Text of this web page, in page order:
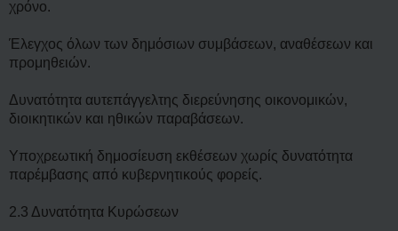
χρόνο.
Έλεγχος όλων των δημόσιων συμβάσεων, αναθέσεων και
προμηθειών.
Δυνατότητα αυτεπάγγελτης διερεύνησης οικονομικών,
διοικητικών και ηθικών παραβάσεων.
Υποχρεωτική δημοσίευση εκθέσεων χωρίς δυνατότητα
παρέμβασης από κυβερνητικούς φορείς.
2.3 Δυνατότητα Κυρώσεων